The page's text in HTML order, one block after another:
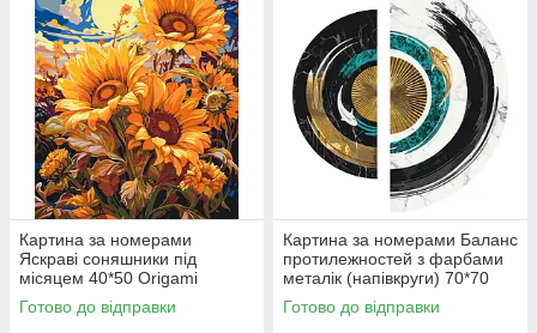
Картина за номерами
Яскраві соняшники під
місяцем 40*50 Origami
(LW04070)
Готово до відправки
Картина за номерами Баланс
протилежностей з фарбами
металік (напівкруги) 70*70
Origami (OSR1001)
Готово до відправки